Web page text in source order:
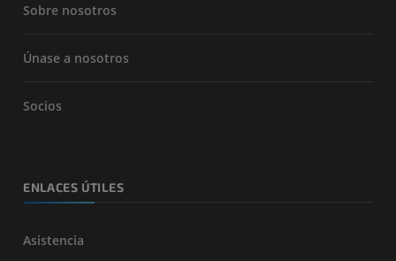
Sobre nosotros
Únase a nosotros
Socios
ENLACES ÚTILES
Asistencia